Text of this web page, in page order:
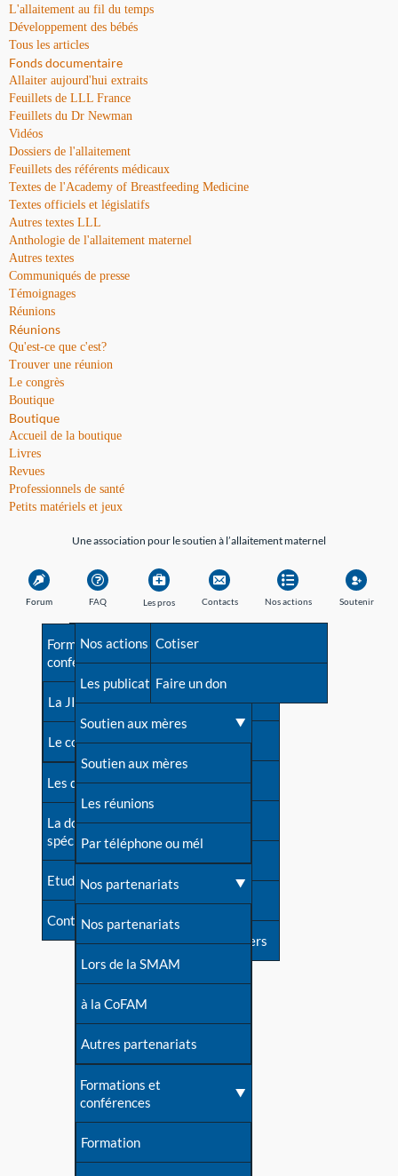
L'allaitement au fil du temps
Développement des bébés
Tous les articles
Fonds documentaire
Allaiter aujourd'hui extraits
Feuillets de LLL France
Feuillets du Dr Newman
Vidéos
Dossiers de l'allaitement
Feuillets des référents médicaux
Textes de l'Academy of Breastfeeding Medicine
Textes officiels et législatifs
Autres textes LLL
Anthologie de l'allaitement maternel
Autres textes
Communiqués de presse
Témoignages
Réunions
Réunions
Qu'est-ce que c'est?
Trouver une réunion
Le congrès
Boutique
Boutique
Accueil de la boutique
Livres
Revues
Professionnels de santé
Petits matériels et jeux
Une association pour le soutien à l’allaitement maternel
Forum FAQ
Avant la naissance
Les débuts
Une difficulté d'allaitement ?
Cas particuliers
Mythes et vérités
Devenir animatrice ?
Une question sur le site
Les pros
Formations et
conférences
La JIA
Le congrès
Les dossiers de l'allaitement
La documentation
spécialisée
Etudes récentes
Contact
Contacts
Besoin d'aide?
Répertoire de tous les
contacts
Contact presse
Dossier de presse
Soutenir LLL
Livre d'or
Forum
S'inscrire à nos newsletters
Nos actions
Nos actions
Les publications
Soutien aux mères
Soutien aux mères
Les réunions
Par téléphone ou mél
Nos partenariats
Nos partenariats
Lors de la SMAM
à la CoFAM
Autres partenariats
Formations et
conférences
Formation
Soutenir
Cotiser
Faire un don